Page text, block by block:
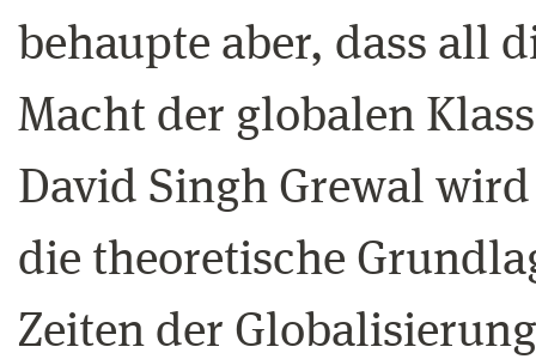
behaupte aber, dass all
Macht der globalen
David Singh Grewal
die theoretische
Zeiten der